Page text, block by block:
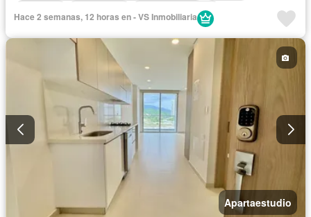
Vista panorámica
Hace 2 semanas, 12 horas en - VS Inmobiliaria
Apartaestudio